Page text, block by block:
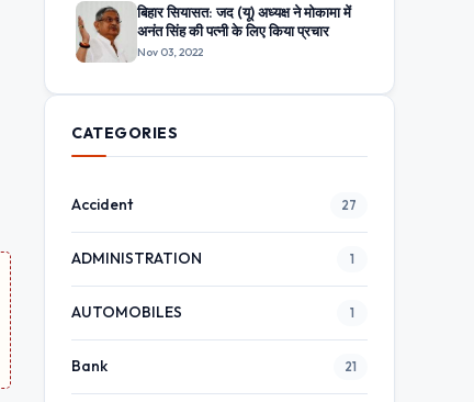
बिहार सियासत: जद (यू) अध्यक्ष ने मोकामा में
अनंत सिंह की पत्नी के लिए किया प्रचार
Nov 03, 2022
CATEGORIES
Accident 27
ADMINISTRATION 1
AUTOMOBILES 1
Bank 21